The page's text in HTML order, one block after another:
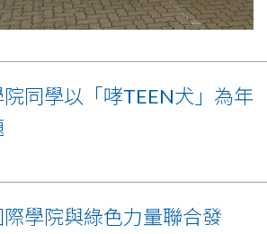
同學以「哮TEEN犬」為年
學院與綠色力量聯合發